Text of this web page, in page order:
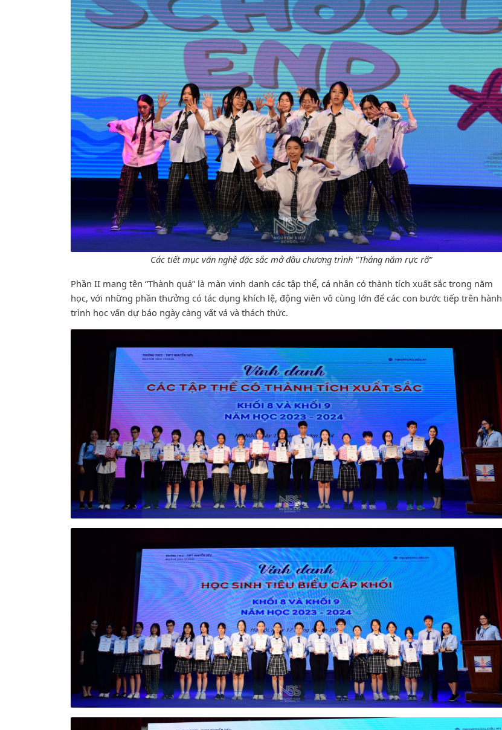
Các tiết mục văn nghệ đặc sắc mở đầu chương trình "Tháng năm rực rỡ"
Phần II mang tên “Thành quả” là màn vinh danh các tập thể, cá nhân có thành tích xuất sắc trong năm
học, với những phần thưởng có tác dụng khích lệ, động viên vô cùng lớn để các con bước tiếp trên hành
trình học vấn dự báo ngày càng vất vả và thách thức.